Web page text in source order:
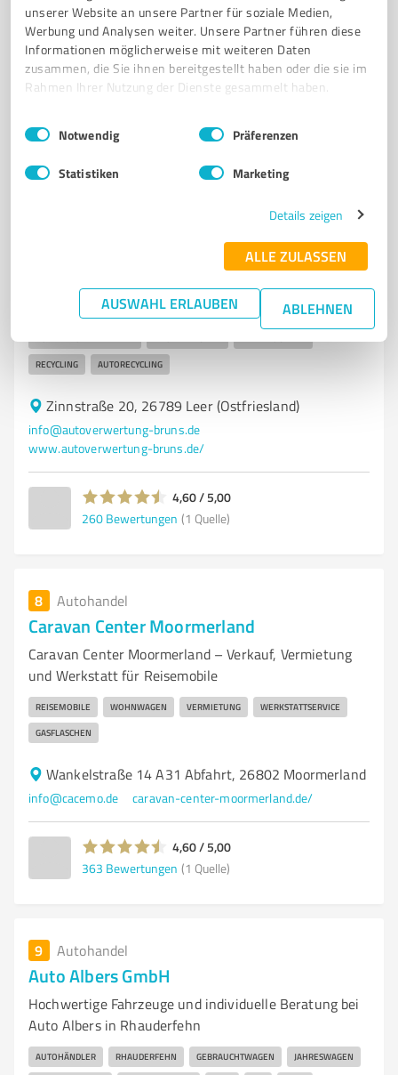
unserer Website an unsere Partner für soziale Medien,
Werbung und Analysen weiter. Unsere Partner führen diese
Informationen möglicherweise mit weiteren Daten
zusammen, die Sie ihnen bereitgestellt haben oder die sie im
Rahmen Ihrer Nutzung der Dienste gesammelt haben.
Impressum Datenschutzbestimmungen
Einwilligungsauswahl
Notwendig Präferenzen
Statistiken Marketing
Details zeigen
ALLE ZULASSEN
AUSWAHL ERLAUBEN ABLEHNEN
4,60 / 5,00
54Bewertungen (1 Quelle)
Autoverwertung Bruns Leer (Ostfriesland)
Professionelle Autoverwertung und Ersatzteile in Leer
GEBRAUCHTE ERSATZTEILE ZERTIFIZIERTER AUTORECYCLINGBETRIEB
FAHRZEUGENTSORGUNG UMWELTFREUNDLICH
RECYCLING AUTORECYCLING
Zinnstraße 20, 26789 Leer (Ostfriesland)
info@autoverwertung-bruns.de
www.autoverwertung-bruns.de/
4,60 / 5,00
260 Bewertungen (1 Quelle)
8 Autohandel
Caravan Center Moormerland
Caravan Center Moormerland – Verkauf, Vermietung
und Werkstatt für Reisemobile
REISEMOBILE WOHNWAGEN VERMIETUNG WERKSTATTSERVICE
GASFLASCHEN
Wankelstraße 14 A31 Abfahrt, 26802 Moormerland
info@cacemo.de caravan-center-moormerland.de/
4,60 / 5,00
363 Bewertungen (1 Quelle)
9 Autohandel
Auto Albers GmbH
Hochwertige Fahrzeuge und individuelle Beratung bei
Auto Albers in Rhauderfehn
AUTOHÄNDLER RHAUDERFEHN GEBRAUCHTWAGEN JAHRESWAGEN